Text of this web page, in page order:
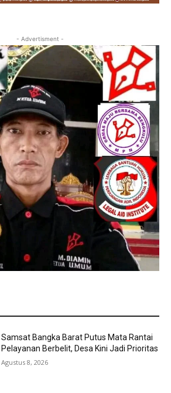
- Advertisment -
Samsat Bangka Barat Putus Mata Rantai
Pelayanan Berbelit, Desa Kini Jadi Prioritas
Agustus 8, 2026